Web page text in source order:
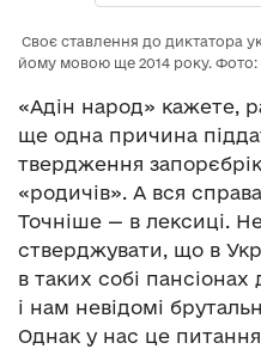
Своє ставлення до диктатора
йому мовою ще 2014 року.
«Адін народ» кажете,
ще одна причина
твердження
«родичів». А вся
Точніше — в лексиці.
стверджувати, що в
в таких собі
і нам невідомі
Однак у нас це